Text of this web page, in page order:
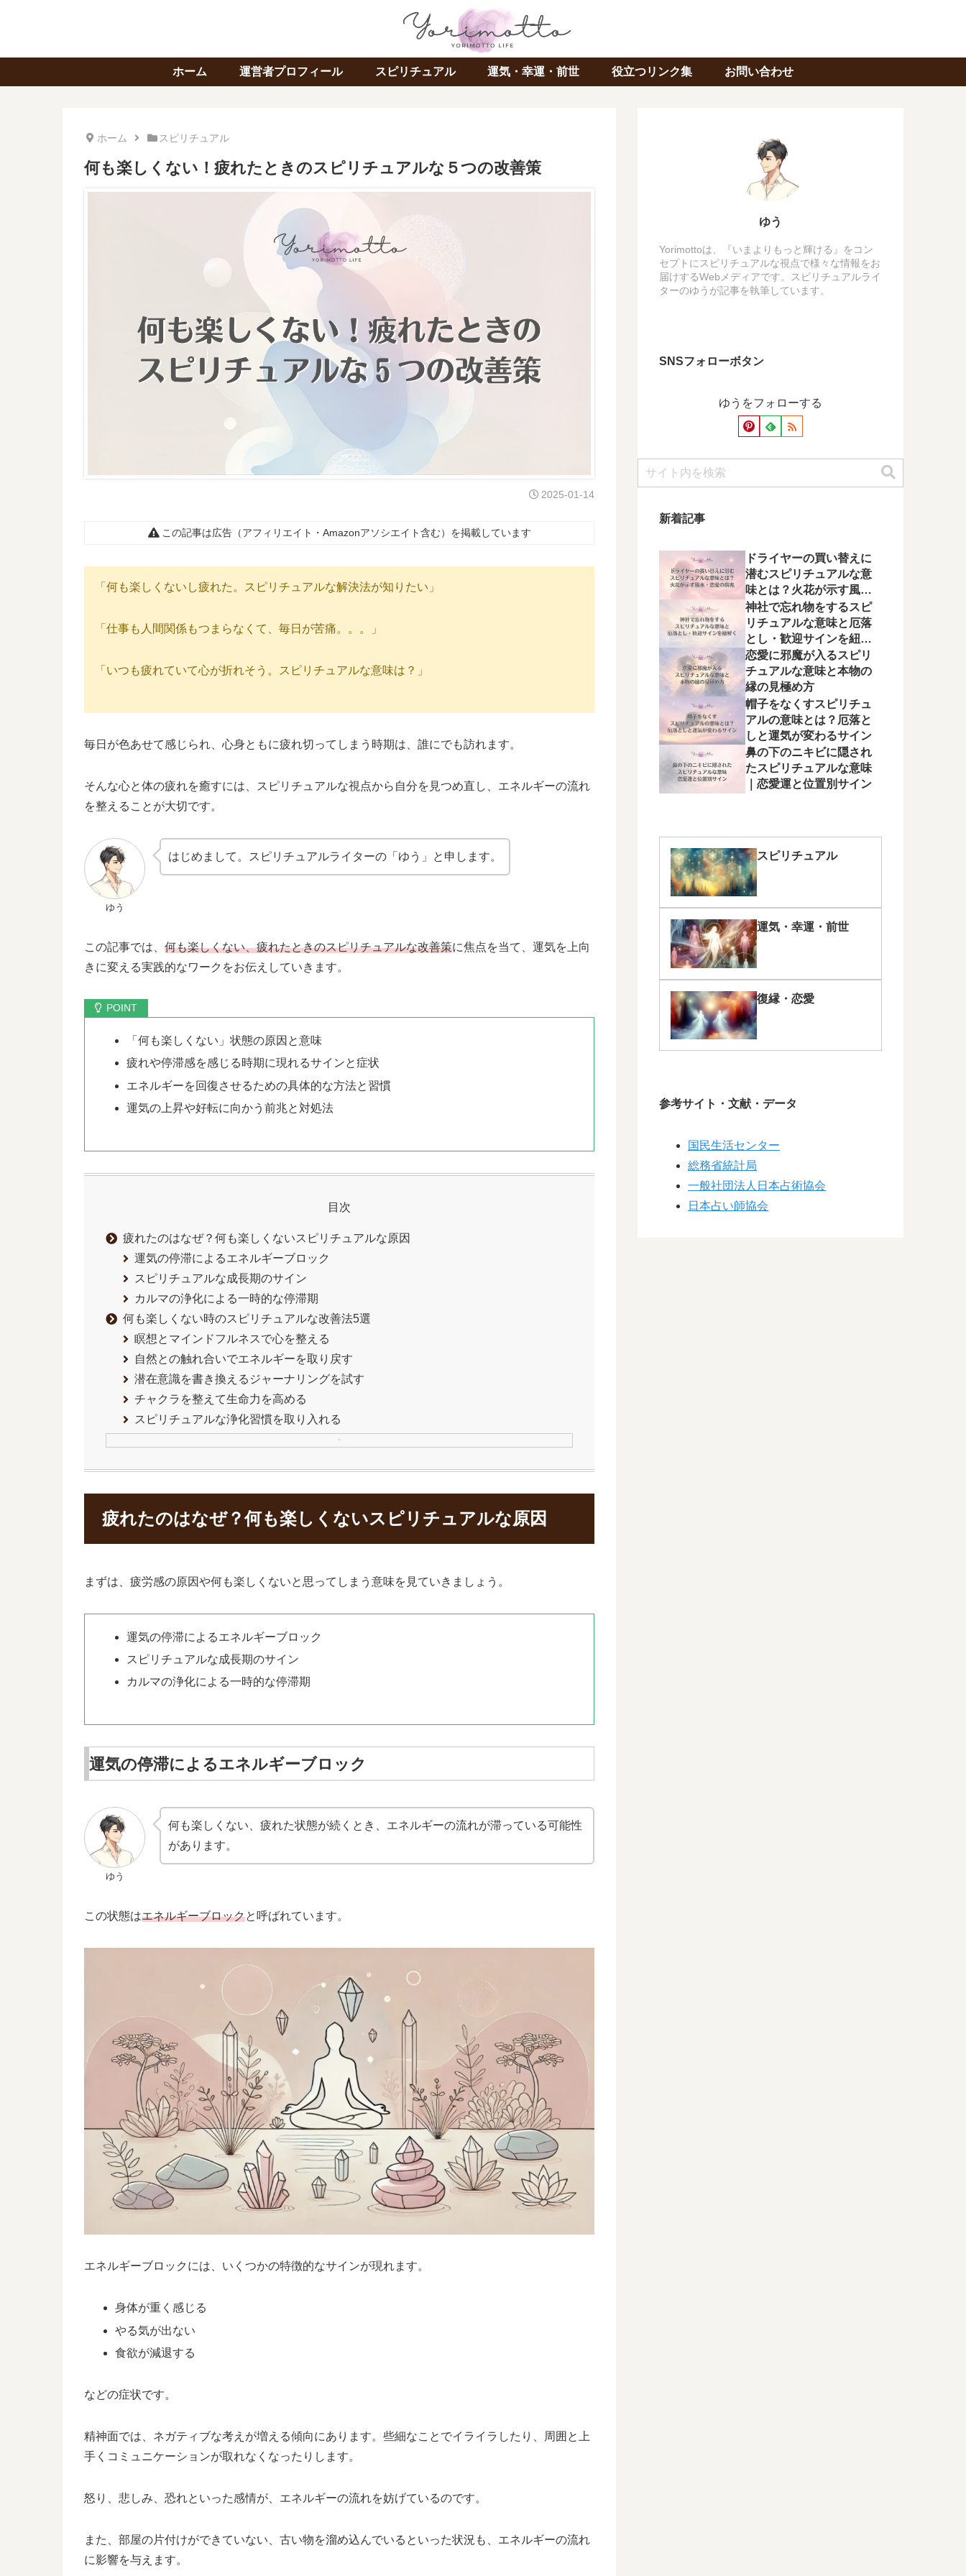
ホーム 運営者プロフィール スピリチュアル 運気・幸運・前世 役立つリンク集 お問い合わせ
ホーム スピリチュアル
何も楽しくない！疲れたときのスピリチュアルな５つの改善策
2025-01-14
この記事は広告（アフィリエイト・Amazonアソシエイト含む）を掲載しています
「何も楽しくないし疲れた。スピリチュアルな解決法が知りたい」
「仕事も人間関係もつまらなくて、毎日が苦痛。。。」
「いつも疲れていて心が折れそう。スピリチュアルな意味は？」
毎日が色あせて感じられ、心身ともに疲れ切ってしまう時期は、誰にでも訪れます。
そんな心と体の疲れを癒すには、スピリチュアルな視点から自分を見つめ直し、エネルギーの流れ
を整えることが大切です。
ゆう
はじめまして。スピリチュアルライターの「ゆう」と申します。
この記事では、 何も楽しくない、疲れたときのスピリチュアルな改善策に焦点を当て、運気を上向
きに変える実践的なワークをお伝えしていきます。
「何も楽しくない」状態の原因と意味
疲れや停滞感を感じる時期に現れるサインと症状
エネルギーを回復させるための具体的な方法と習慣
運気の上昇や好転に向かう前兆と対処法
目次
疲れたのはなぜ？何も楽しくないスピリチュアルな原因
運気の停滞によるエネルギーブロック
スピリチュアルな成長期のサイン
カルマの浄化による一時的な停滞期
何も楽しくない時のスピリチュアルな改善法5選
瞑想とマインドフルネスで心を整える
自然との触れ合いでエネルギーを取り戻す
潜在意識を書き換えるジャーナリングを試す
チャクラを整えて生命力を高める
スピリチュアルな浄化習慣を取り入れる
疲れたのはなぜ？何も楽しくないスピリチュアルな原因
まずは、疲労感の原因や何も楽しくないと思ってしまう意味を見ていきましょう。
運気の停滞によるエネルギーブロック
スピリチュアルな成長期のサイン
カルマの浄化による一時的な停滞期
運気の停滞によるエネルギーブロック
ゆう
何も楽しくない、疲れた状態が続くとき、エネルギーの流れが滞っている可能性
があります。
この状態はエネルギーブロックと呼ばれています。
エネルギーブロックには、いくつかの特徴的なサインが現れます。
身体が重く感じる
やる気が出ない
食欲が減退する
などの症状です。
精神面では、ネガティブな考えが増える傾向にあります。些細なことでイライラしたり、周囲と上
手くコミュニケーションが取れなくなったりします。
怒り、悲しみ、恐れといった感情が、エネルギーの流れを妨げているのです。
また、部屋の片付けができていない、古い物を溜め込んでいるといった状況も、エネルギーの流れ
に影響を与えます。
ゆう
Yorimottoは、『いまよりもっと輝ける』をコン
セプトにスピリチュアルな視点で様々な情報をお
届けするWebメディアです。スピリチュアルライ
ターのゆうが記事を執筆しています。
SNSフォローボタン
ゆうをフォローする
新着記事
ドライヤーの買い替えに
潜むスピリチュアルな意
味とは？火花が示す風
水・恋愛の前兆
神社で忘れ物をするスピ
リチュアルな意味と厄落
とし・歓迎サインを紐解
く
恋愛に邪魔が入るスピリ
チュアルな意味と本物の
縁の見極め方
帽子をなくすスピリチュ
アルの意味とは？厄落と
しと運気が変わるサイン
鼻の下のニキビに隠され
たスピリチュアルな意味
｜恋愛運と位置別サイン
スピリチュアル
運気・幸運・前世
復縁・恋愛
参考サイト・文献・データ
国民生活センター
総務省統計局
一般社団法人日本占術協会
日本占い師協会